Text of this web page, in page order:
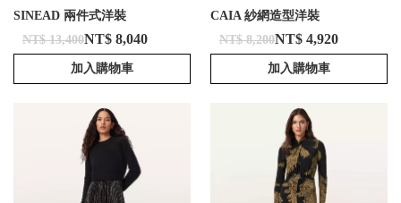
SINEAD 兩件式洋裝
NT$ 13,400NT$ 8,040
加入購物車
CAIA 紗網造型洋裝
NT$ 8,200NT$ 4,920
加入購物車